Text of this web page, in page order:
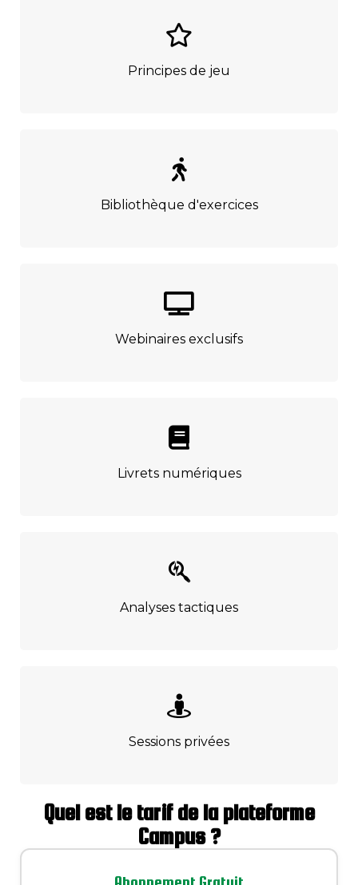
Principes de jeu
Bibliothèque d'exercices
Webinaires exclusifs
Livrets numériques
Analyses tactiques
Sessions privées
Quel est le tarif de la plateforme
Campus ?